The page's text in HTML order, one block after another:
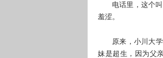
电话里，这个
羞涩。
原来，小川大
妹是超生，因为父